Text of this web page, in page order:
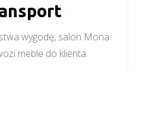
wygodę, salon Mona
meble do klienta.